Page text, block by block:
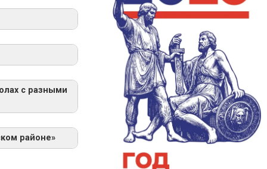
В
с разными
районе»